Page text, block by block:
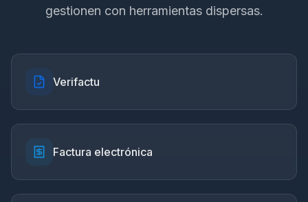
gestionen con herramientas dispersas.
Verifactu
Factura electrónica